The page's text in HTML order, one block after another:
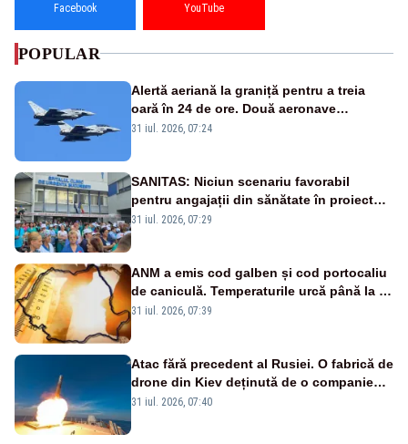
Facebook YouTube
POPULAR
Alertă aeriană la graniță pentru a treia
oară în 24 de ore. Două aeronave
Eurofighter britanice au fost ridicate de la
31 iul. 2026, 07:24
SANITAS: Niciun scenariu favorabil
pentru angajații din sănătate în proiectul
Legii salarizării
31 iul. 2026, 07:29
ANM a emis cod galben și cod portocaliu
de caniculă. Temperaturile urcă până la 38
de grade, iar nopțile devin tropicale
31 iul. 2026, 07:39
Atac fără precedent al Rusiei. O fabrică de
drone din Kiev deținută de o companie
americană, distrusă de o rachetă
31 iul. 2026, 07:40